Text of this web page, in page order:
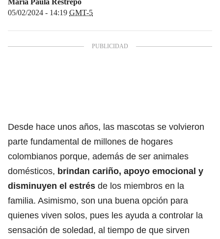
05/02/2024 - 14:19 GMT-5
Desde hace unos años, las mascotas se volvieron
parte fundamental de millones de hogares
colombianos porque, además de ser animales
domésticos, brindan cariño, apoyo emocional y
disminuyen el estrés de los miembros en la
familia. Asimismo, son una buena opción para
quienes viven solos, pues les ayuda a controlar la
sensación de soledad, al tiempo de que sirven